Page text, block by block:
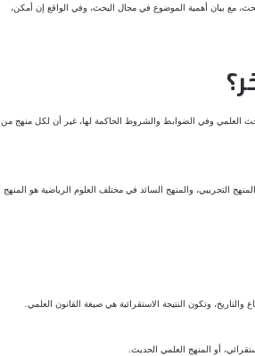
مع بيان أهمية الموضوع في مجال البحث، وفي الواقع إن أمكن،
العلمي وفي الضوابط والشروط الحاكمة لها، غير أن لكل منهج من
التجريبي، والمنهج السائد في مختلف العلوم الرياضية هو المنهج
وتكون النتيجة الاستقرائية هي صيغة القانون العلمي.
أو المنهج العلمي الحديث.